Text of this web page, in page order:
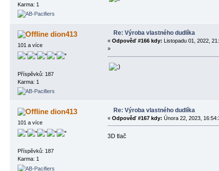
Karma: 1
dion413
101 a více
Příspěvků: 187
Karma: 1
Re: Výroba vlastného dudlíka
« Odpověď #166 kdy: Listopadu 01, 2022,
»
dion413
101 a více
Příspěvků: 187
Karma: 1
Re: Výroba vlastného dudlíka
« Odpověď #167 kdy: Února 22, 2023,
3D tlač